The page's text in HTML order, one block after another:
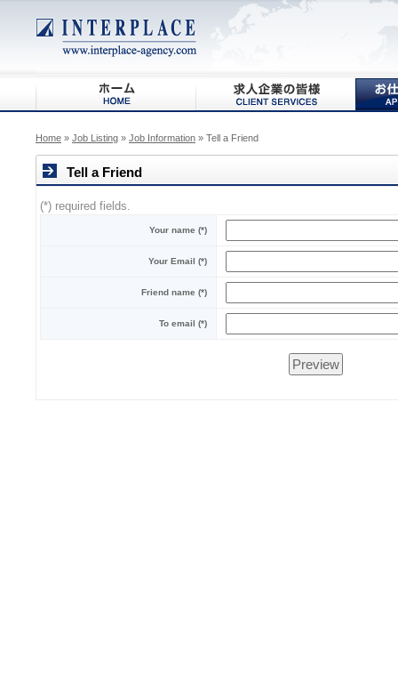
Home » Job Listing » Job Information » Tell a Friend
Tell a Friend
(*) required fields.
Your name (*)
Your Email (*)
Friend name (*)
To email (*)